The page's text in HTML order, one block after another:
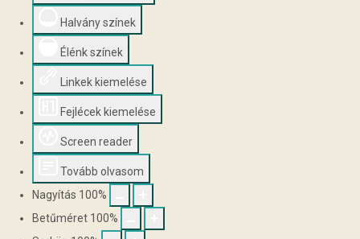
Halvány színek
Élénk színek
Linkek kiemelése
Fejlécek kiemelése
Screen reader
Tovább olvasom
Nagyítás 100%
Betűméret 100%